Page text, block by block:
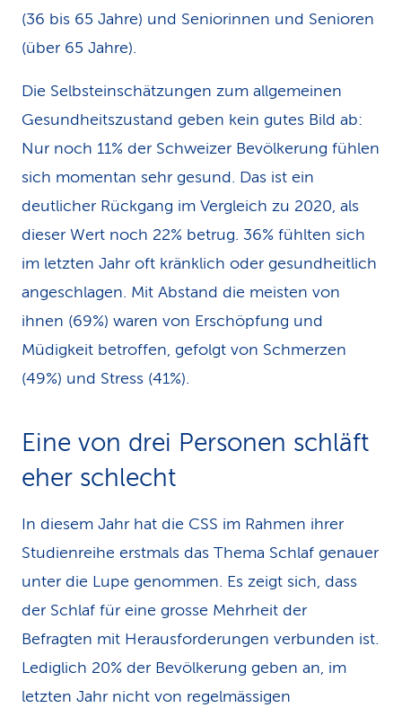
(36 bis 65 Jahre) und Seniorinnen und Senioren
(über 65 Jahre).
Die Selbsteinschätzungen zum allgemeinen
Gesundheitszustand geben kein gutes Bild ab:
Nur noch 11% der Schweizer Bevölkerung fühlen
sich momentan sehr gesund. Das ist ein
deutlicher Rückgang im Vergleich zu 2020, als
dieser Wert noch 22% betrug. 36% fühlten sich
im letzten Jahr oft kränklich oder gesundheitlich
angeschlagen. Mit Abstand die meisten von
ihnen (69%) waren von Erschöpfung und
Müdigkeit betroffen, gefolgt von Schmerzen
(49%) und Stress (41%).
Eine von drei Personen schläft
eher schlecht
In diesem Jahr hat die CSS im Rahmen ihrer
Studienreihe erstmals das Thema Schlaf genauer
unter die Lupe genommen. Es zeigt sich, dass
der Schlaf für eine grosse Mehrheit der
Befragten mit Herausforderungen verbunden ist.
Lediglich 20% der Bevölkerung geben an, im
letzten Jahr nicht von regelmässigen